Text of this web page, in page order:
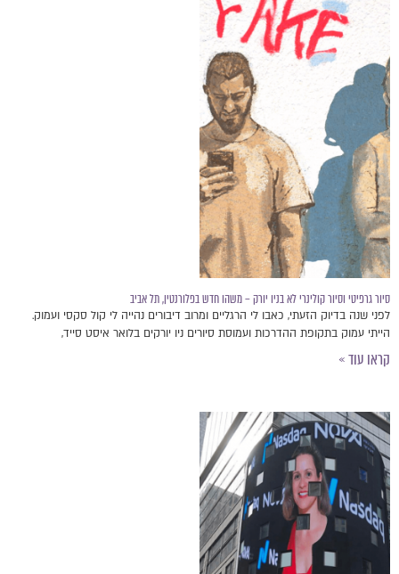
סיור גרפיטי וסיור קולינרי לא בניו יורק – משהו חדש בפלורנטין, תל אביב
לפני שנה בדיוק הזעתי, כאבו לי הרגליים ומרוב דיבורים נהייה לי קול סקסי ועמוק.
הייתי עמוק בתקופת ההדרכות ועמוסת סיורים ניו יורקים בלואר איסט סייד,
קראו עוד »